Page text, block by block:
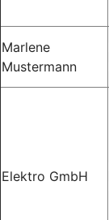
Marlene
Mustermann
Elektro GmbH